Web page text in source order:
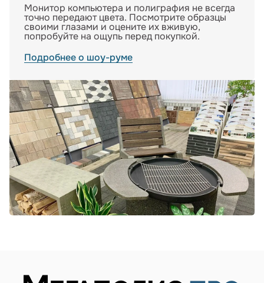
Монитор компьютера и полиграфия не всегда
точно передают цвета. Посмотрите образцы
своими глазами и оцените их вживую,
попробуйте на ощупь перед покупкой.
Подробнее о шоу-руме